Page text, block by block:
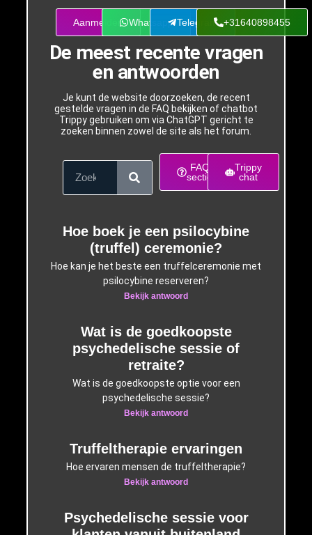
Aanmelden Whatsapp Telegram +31640898455
De meest recente vragen
en antwoorden
Je kunt de website doorzoeken, de recent
gestelde vragen in de FAQ bekijken of chatbot
Trippy gebruiken om via ChatGPT gericht te
zoeken binnen zowel de site als het forum.
FAQ
sectie
Trippy
chat
Hoe boek je een psilocybine
(truffel) ceremonie?
Hoe kan je het beste een truffelceremonie met
psilocybine reserveren?
Bekijk antwoord
Wat is de goedkoopste
psychedelische sessie of
retraite?
Wat is de goedkoopste optie voor een
psychedelische sessie?
Bekijk antwoord
Truffeltherapie ervaringen
Hoe ervaren mensen de truffeltherapie?
Bekijk antwoord
Psychedelische sessie voor